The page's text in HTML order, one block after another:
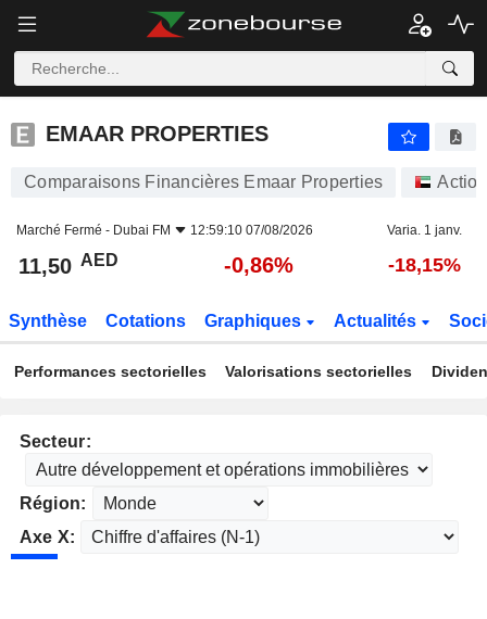
EMAAR PROPERTIES
EMAAR PROPERTIES
Comparaisons Financières Emaar Properties
Marché Fermé - Dubai FM 12:59:10 07/08/2026 Varia. 1 janv.
11,50 AED -0,86% -18,15%
Synthèse Cotations Graphiques Actualités
Performances sectorielles Valorisations sectorielles
Secteur:
Région:
Axe X: